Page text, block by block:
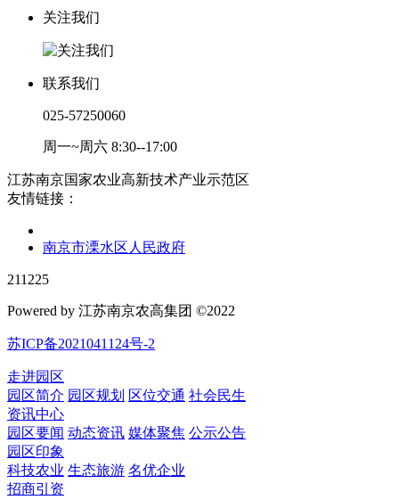
关注我们
联系我们
025-57250060
周一~周六 8:30--17:00
江苏南京国家农业高新技术产业示范区
友情链接：
南京市溧水区人民政府
211225
Powered by 江苏南京农高集团 ©2022
苏ICP备2021041124号-2
走进园区
园区简介 园区规划 区位交通 社会民生
资讯中心
园区要闻 动态资讯 媒体聚焦 公示公告
园区印象
科技农业 生态旅游 名优企业
招商引资